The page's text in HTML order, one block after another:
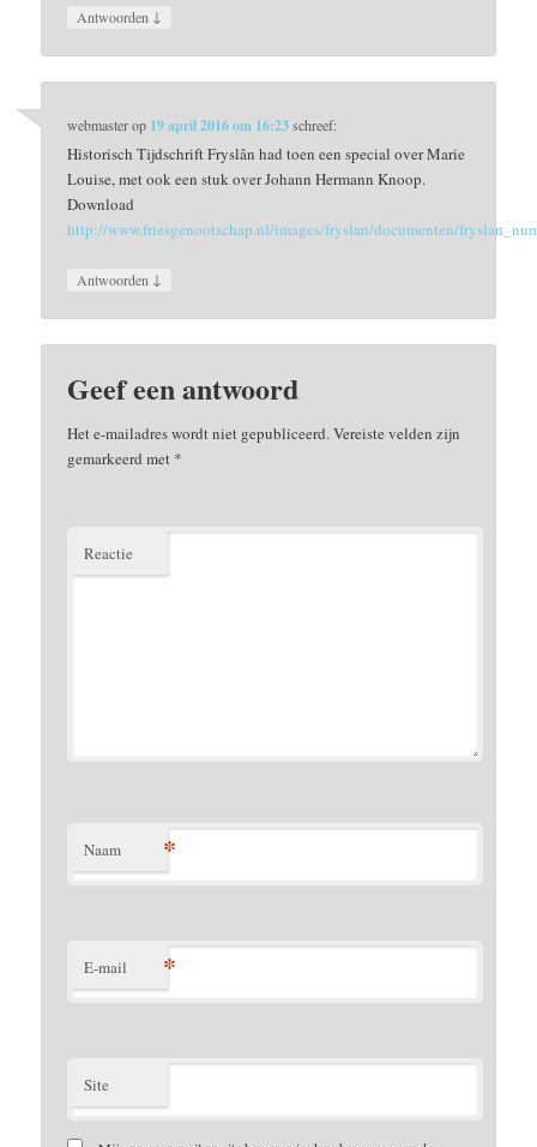
Antwoorden ↓
webmasterop 19 april 2016 om 16:23schreef:
Historisch Tijdschrift Fryslân had toen een special over Marie
Louise, met ook een stuk over Johann Hermann Knoop.
Download
http://www.friesgenootschap.nl/images/fryslan/documenten/
Antwoorden ↓
Geef een antwoord
Het e-mailadres wordt niet gepubliceerd.Vereiste velden zijn
gemarkeerd met *
Reactie
Naam *
E-mail *
Site